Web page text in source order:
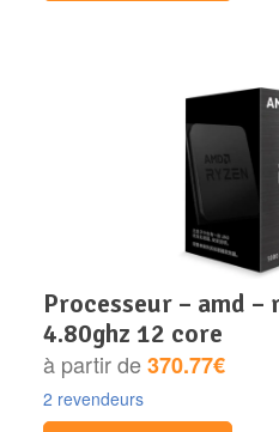
processeur – amd – ryzen 9 5900xt
4.80ghz 12 core
à partir de370.77€
2 revendeurs